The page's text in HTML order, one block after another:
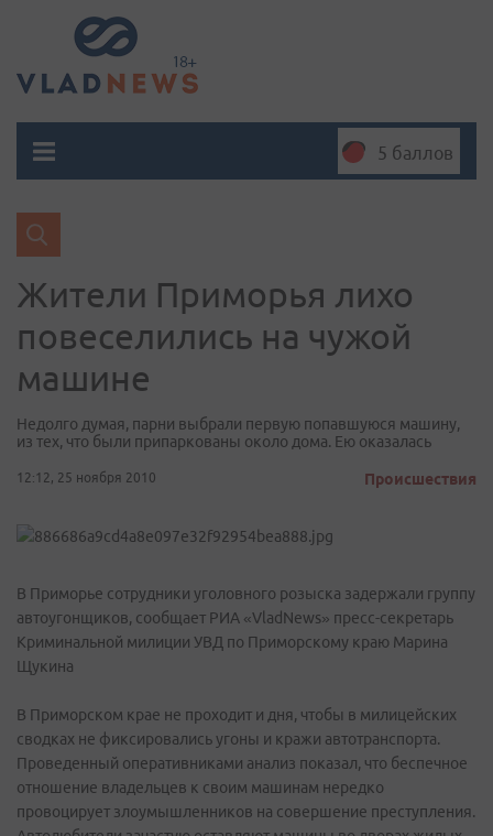
5 баллов
Жители Приморья лихо
повеселились на чужой
машине
Недолго думая, парни выбрали первую попавшуюся машину,
из тех, что были припаркованы около дома. Ею оказалась
12:12, 25 ноября 2010 Происшествия
В Приморье сотрудники уголовного розыска задержали группу
автоугонщиков, сообщает РИА «VladNews» пресс-секретарь
Криминальной милиции УВД по Приморскому краю Марина
Щукина
В Приморском крае не проходит и дня, чтобы в милицейских
сводках не фиксировались угоны и кражи автотранспорта.
Проведенный оперативниками анализ показал, что беспечное
отношение владельцев к своим машинам нередко
провоцирует злоумышленников на совершение преступления.